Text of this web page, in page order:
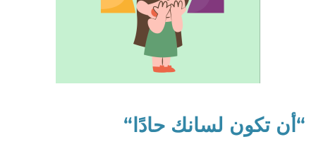
“أن تكون لسانك حادًا “